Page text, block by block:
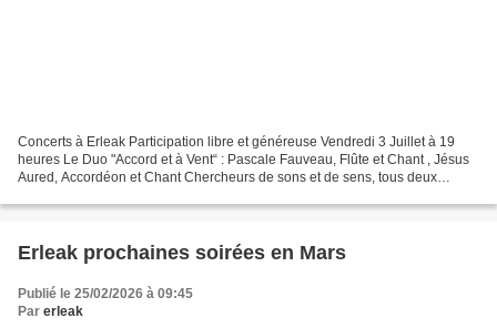
Concerts à Erleak Participation libre et généreuse Vendredi 3 Juillet à 19
heures Le Duo "Accord et à Vent“ : Pascale Fauveau, Flûte et Chant , Jésus
Aured, Accordéon et Chant Chercheurs de sons et de sens, tous deux
Erleak prochaines soirées en Mars
Publié le 25/02/2026 à 09:45
Par erleak